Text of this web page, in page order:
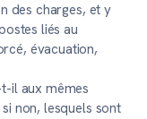
des charges, et y
liés au
évacuation,
il aux mêmes
non, lesquels sont